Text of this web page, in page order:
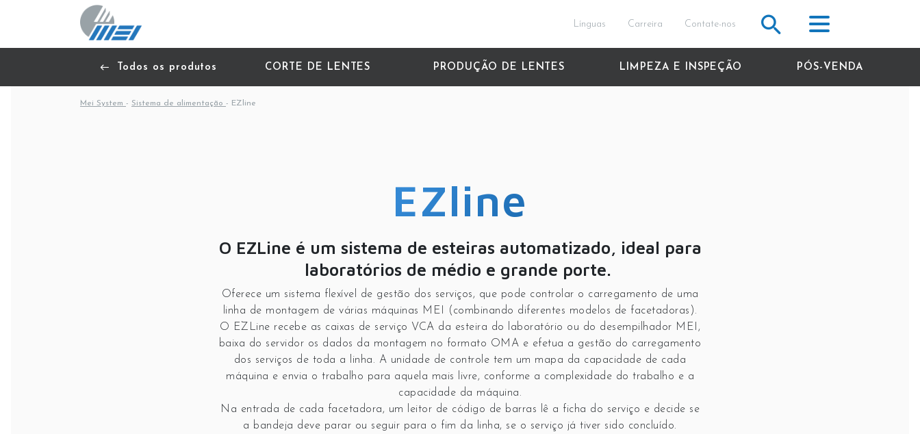
Línguas Carreira Contate-nos
Todos os produtos CORTE DE LENTES PRODUÇÃO DE LENTES LIMPEZA E INSPEÇÃO PÓS-VENDA
Mei System - Sistema de alimentação - EZline
EZline
O EZLine é um sistema de esteiras automatizado, ideal para
laboratórios de médio e grande porte.
Oferece um sistema flexível de gestão dos serviços, que pode controlar o carregamento de uma
linha de montagem de várias máquinas MEI (combinando diferentes modelos de facetadoras).
O EZLine recebe as caixas de serviço VCA da esteira do laboratório ou do desempilhador MEI,
baixa do servidor os dados da montagem no formato OMA e efetua a gestão do carregamento
dos serviços de toda a linha. A unidade de controle tem um mapa da capacidade de cada
máquina e envia o trabalho para aquela mais livre, conforme a complexidade do trabalho e a
capacidade da máquina.
Na entrada de cada facetadora, um leitor de código de barras lê a ficha do serviço e decide se
a bandeja deve parar ou seguir para o fim da linha, se o serviço já tiver sido concluído.